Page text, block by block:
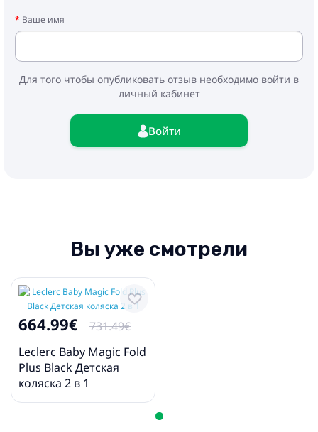
- Сумка для транспортировки с ремешком
- Рама с прогулочным блоком
Ваше имя
Для того чтобы опубликовать отзыв необходимо войти в
личный кабинет
Войти
Вы уже смотрели
664.99€
731.49€
Leclerc Baby Magic Fold
Plus Black Детская
коляска 2 в 1